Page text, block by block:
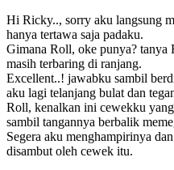
Hi Ricky.., sorry aku langsung
hanya tertawa saja padaku.
Gimana Roll, oke punya?
masih terbaring di ranjang.
Excellent..! jawabku sambil
aku lagi telanjang bulat dan
Roll, kenalkan ini cewekku
sambil tangannya berbalik
Segera aku menghampirinya
disambut oleh cewek itu.